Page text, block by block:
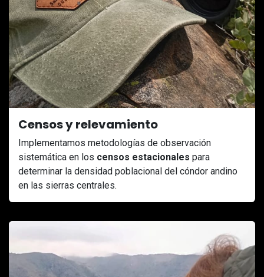
Censos y relevamiento
Implementamos metodologías de observación
sistemática en los censos estacionales para
determinar la densidad poblacional del cóndor andino
en las sierras centrales.